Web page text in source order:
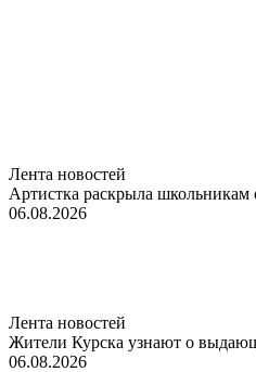
Лента новостей
Артистка раскрыла школьникам
06.08.2026
Лента новостей
Жители Курска узнают о
06.08.2026